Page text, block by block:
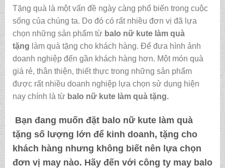
Tặng quà là một vấn đề ngày càng phổ biến trong cuộc
sống của chúng ta. Do đó có rất nhiều đơn vị đã lựa
chọn những sản phẩm từ balo nữ kute làm quà
tặng làm quà tặng cho khách hàng. Để đưa hình ảnh
doanh nghiệp đến gần khách hàng hơn. Một món quà
giá rẻ, thân thiện, thiết thực trong những sản phẩm
được rất nhiều doanh nghiệp lựa chọn sử dụng hiện
nay chính là từ balo nữ kute làm quà tặng.
Bạn đang muốn đặt balo nữ kute làm quà
tặng số lượng lớn để kinh doanh, tặng cho
khách hàng nhưng không biết nên lựa chọn
đơn vị may nào. Hãy đến với công ty may balo